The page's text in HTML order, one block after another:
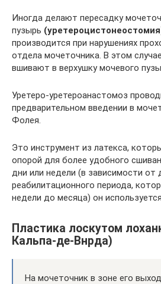
Иногда делают пересадку
пузырь
производится при нарушениях
отдела мочеточника. В этом
вшивают в верхушку мочевого
Уретеро-уретероанастомоз
предварительном введении в
Фолея.
Это инструмент из латекса,
опорой для более удобного
дни или недели (в зависимости от
реабилитационного периода,
недели до месяца) он
Пластика лоскутом
Кальпа-де-Внрда)
На мочеточник в зоне его